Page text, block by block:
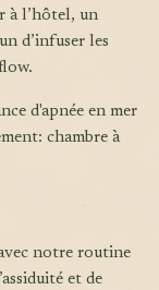
à l’hôtel, un
d’infuser les
chambre à
et de